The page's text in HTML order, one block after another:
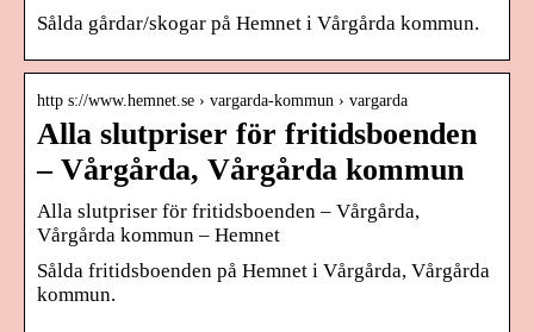
Sålda gårdar/skogar på Hemnet i Vårgårda kommun.
http s://www.hemnet.se › vargarda-kommun › vargarda
Alla slutpriser för fritidsboenden
– Vårgårda, Vårgårda kommun
Alla slutpriser för fritidsboenden – Vårgårda,
Vårgårda kommun – Hemnet
Sålda fritidsboenden på Hemnet i Vårgårda, Vårgårda
kommun.